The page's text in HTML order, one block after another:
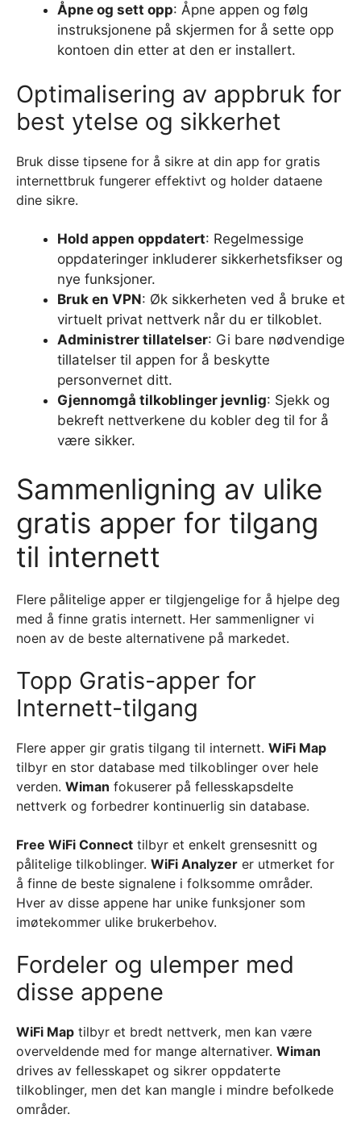
Åpne og sett opp: Åpne appen og følg
instruksjonene på skjermen for å sette opp
kontoen din etter at den er installert.
Optimalisering av appbruk for
best ytelse og sikkerhet
Bruk disse tipsene for å sikre at din app for gratis
internettbruk fungerer effektivt og holder dataene
dine sikre.
Hold appen oppdatert: Regelmessige
oppdateringer inkluderer sikkerhetsfikser og
nye funksjoner.
Bruk en VPN: Øk sikkerheten ved å bruke et
virtuelt privat nettverk når du er tilkoblet.
Administrer tillatelser: Gi bare nødvendige
tillatelser til appen for å beskytte
personvernet ditt.
Gjennomgå tilkoblinger jevnlig: Sjekk og
bekreft nettverkene du kobler deg til for å
være sikker.
Sammenligning av ulike
gratis apper for tilgang
til internett
Flere pålitelige apper er tilgjengelige for å hjelpe deg
med å finne gratis internett. Her sammenligner vi
noen av de beste alternativene på markedet.
Topp Gratis-apper for
Internett-tilgang
Flere apper gir gratis tilgang til internett. WiFi Map
tilbyr en stor database med tilkoblinger over hele
verden. Wiman fokuserer på fellesskapsdelte
nettverk og forbedrer kontinuerlig sin database.
Free WiFi Connect tilbyr et enkelt grensesnitt og
pålitelige tilkoblinger. WiFi Analyzer er utmerket for
å finne de beste signalene i folksomme områder.
Hver av disse appene har unike funksjoner som
imøtekommer ulike brukerbehov.
Fordeler og ulemper med
disse appene
WiFi Map tilbyr et bredt nettverk, men kan være
overveldende med for mange alternativer. Wiman
drives av fellesskapet og sikrer oppdaterte
tilkoblinger, men det kan mangle i mindre befolkede
områder.